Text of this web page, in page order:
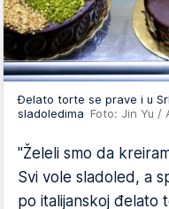
Đelato torte se prave i u
sladoledima Foto: Jin Yu /
"Želeli smo da
Svi vole sladoled, a
po italijanskoj đelato